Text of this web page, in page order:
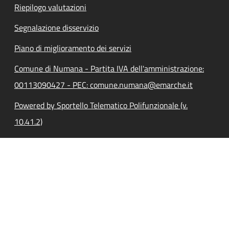
Riepilogo valutazioni
Segnalazione disservizio
Piano di miglioramento dei servizi
Comune di Numana - Partita IVA dell'amministrazione:
00113090427 - PEC: comune.numana@emarche.it
Powered by Sportello Telematico Polifunzionale (v.
10.41.2)